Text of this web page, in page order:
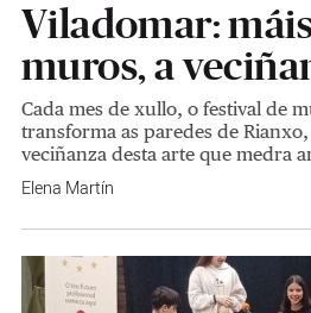
Viladomar:
muros, a
Cada mes de xullo, o festival de
transforma as paredes de
veciñanza desta arte que medra
Elena Martín